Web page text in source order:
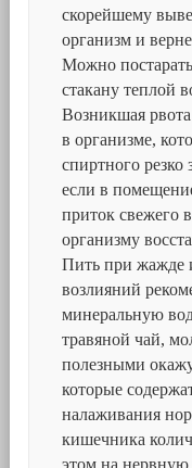
скорейшему
организм и
Можно
стакану теплой
Возникшая
в организме,
спиртного резко
если в
приток свежего
организму
Пить при жажде
возлияний
минеральную
травяной чай,
полезными
которые
налаживания
кишечника
этом на нервную